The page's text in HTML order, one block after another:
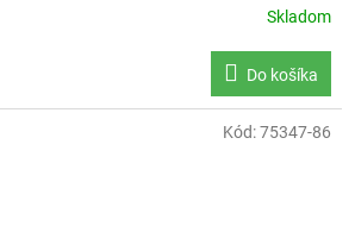
Skladom
Do košíka
Kód:75347-86